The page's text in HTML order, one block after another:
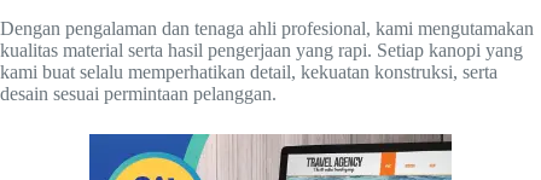
Dengan pengalaman dan tenaga ahli profesional, kami mengutamakan
kualitas material serta hasil pengerjaan yang rapi. Setiap kanopi yang
kami buat selalu memperhatikan detail, kekuatan konstruksi, serta
desain sesuai permintaan pelanggan.